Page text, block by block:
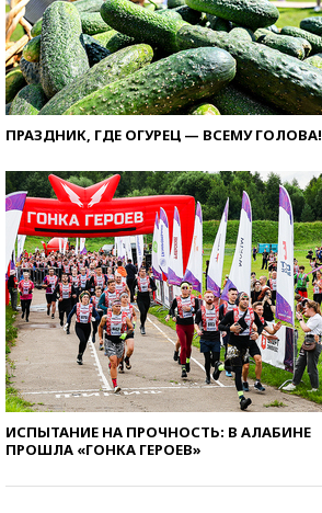
ПРАЗДНИК, ГДЕ ОГУРЕЦ — ВСЕМУ ГОЛОВА!
ИСПЫТАНИЕ НА ПРОЧНОСТЬ: В АЛАБИНЕ
ПРОШЛА «ГОНКА ГЕРОЕВ»